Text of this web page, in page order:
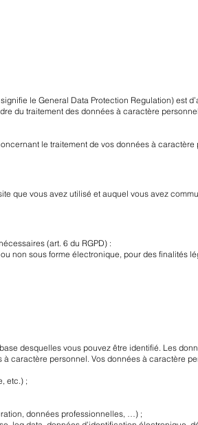
le General Data Protection Regulation) est
du traitement des données à caractère
le traitement de vos données à caractère
que vous avez utilisé et auquel vous avez
(art. 6 du RGPD) :
non sous forme électronique, pour des finalités
desquelles vous pouvez être identifié. Les
caractère personnel. Vos données à caractère
etc.) ;
données professionnelles, …) ;